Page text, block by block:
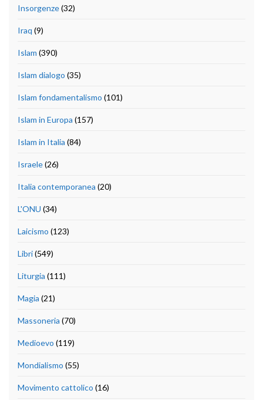
Insorgenze(32)
Iraq (9)
Islam (390)
Islam dialogo (35)
Islam fondamentalismo (101)
Islam in Europa (157)
Islam in Italia (84)
Israele(26)
Italia contemporanea (20)
L'ONU (34)
Laicismo (123)
Libri(549)
Liturgia (111)
Magia (21)
Massoneria (70)
Medioevo (119)
Mondialismo (55)
Movimento cattolico (16)